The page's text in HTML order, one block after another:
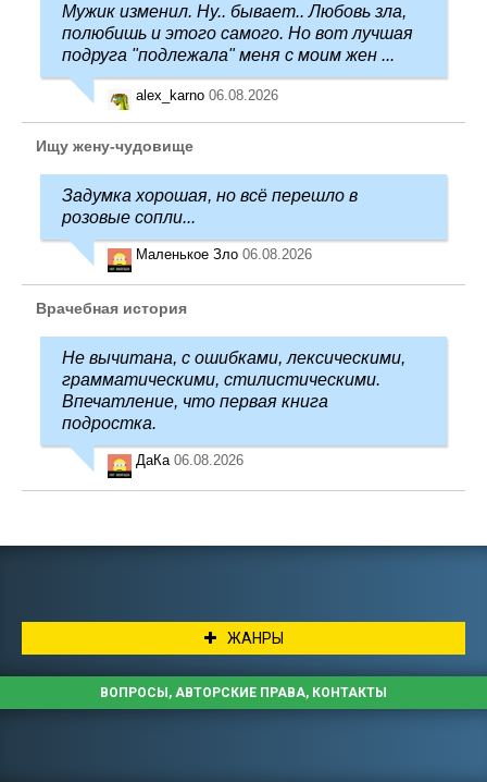
Мужик изменил. Ну.. бывает.. Любовь зла,
полюбишь и этого самого. Но вот лучшая
подруга "подлежала" меня с моим жен ...
alex_karno 06.08.2026
Ищу жену-чудовище
Задумка хорошая, но всё перешло в
розовые сопли...
Маленькое Зло 06.08.2026
Врачебная история
Не вычитана, с ошибками, лексическими,
грамматическими, стилистическими.
Впечатление, что первая книга
подростка.
ДаКа 06.08.2026
ЖАНРЫ
ВОПРОСЫ, АВТОРСКИЕ ПРАВА, КОНТАКТЫ